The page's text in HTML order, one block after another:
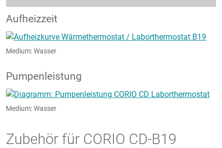
Aufheizzeit
Medium: Wasser
Pumpenleistung
Medium: Wasser
Zubehör für CORIO CD-B19